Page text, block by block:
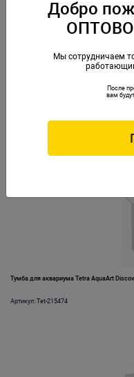
Тумба для аквариума Tetra AquaArt
Тумба для аквариума Tetra AquaArt
Артикул: Tet-215474
Добро
Мы сотрудничаем
После
вам